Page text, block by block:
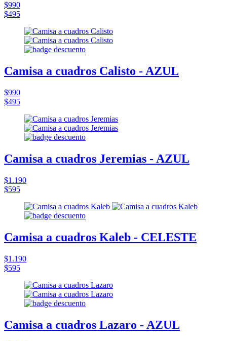
$990
$495
Camisa a cuadros Calisto - AZUL
$990
$495
Camisa a cuadros Jeremias - AZUL
$1.190
$595
Camisa a cuadros Kaleb - CELESTE
$1.190
$595
Camisa a cuadros Lazaro - AZUL